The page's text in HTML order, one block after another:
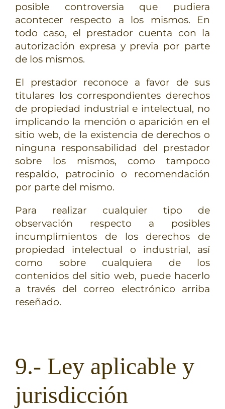
posible controversia que pudiera
acontecer respecto a los mismos. En
todo caso, el prestador cuenta con la
autorización expresa y previa por parte
de los mismos.
El prestador reconoce a favor de sus
titulares los correspondientes derechos
de propiedad industrial e intelectual, no
implicando la mención o aparición en el
sitio web, de la existencia de derechos o
ninguna responsabilidad del prestador
sobre los mismos, como tampoco
respaldo, patrocinio o recomendación
por parte del mismo.
Para realizar cualquier tipo de
observación respecto a posibles
incumplimientos de los derechos de
propiedad intelectual o industrial, así
como sobre cualquiera de los
contenidos del sitio web, puede hacerlo
a través del correo electrónico arriba
reseñado.
9.- Ley aplicable y
jurisdicción